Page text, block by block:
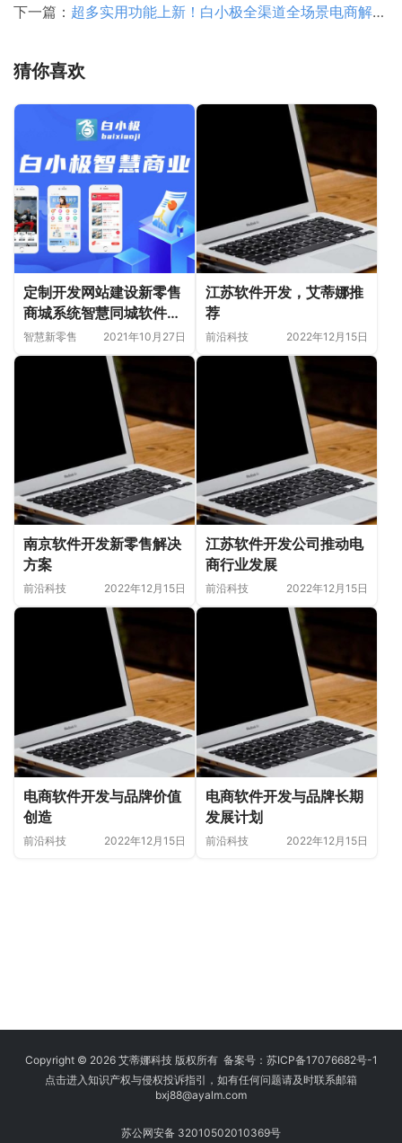
下一篇： 超多实用功能上新！白小极全渠道全场景电商解决方案，助力企业打造电商生态
猜你喜欢
定制开发网站建设新零售
商城系统智慧同城软件开
发拓客运营系统
智慧新零售 2021年10月27日
江苏软件开发，艾蒂娜推
荐
前沿科技 2022年12月15日
南京软件开发新零售解决
方案
前沿科技 2022年12月15日
江苏软件开发公司推动电
商行业发展
前沿科技 2022年12月15日
电商软件开发与品牌价值
创造
前沿科技 2022年12月15日
电商软件开发与品牌长期
发展计划
前沿科技 2022年12月15日
Copyright © 2026 艾蒂娜科技 版权所有 备案号： 苏ICP备17076682号-1
点击进入知识产权与侵权投诉指引，如有任何问题请及时联系邮箱
bxj88@ayalm.com
苏公网安备 32010502010369号